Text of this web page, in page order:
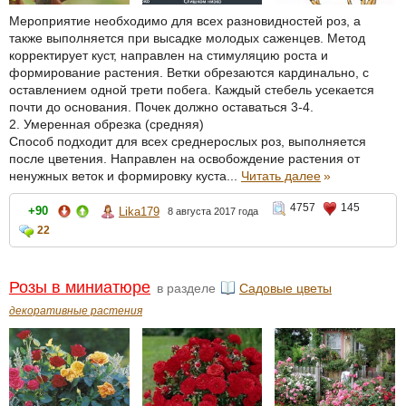
Мероприятие необходимо для всех разновидностей роз, а
также выполняется при высадке молодых саженцев. Метод
корректирует куст, направлен на стимуляцию роста и
формирование растения. Ветки обрезаются кардинально, с
оставлением одной трети побега. Каждый стебель усекается
почти до основания. Почек должно оставаться 3-4.
2. Умеренная обрезка (средняя)
Способ подходит для всех среднерослых роз, выполняется
после цветения. Направлен на освобождение растения от
ненужных веток и формировку куста... Читать далее»
+90 Lika179 8 августа 2017 года 4757
145
22
Розы в миниатюре в разделе Садовые цветы
декоративные растения